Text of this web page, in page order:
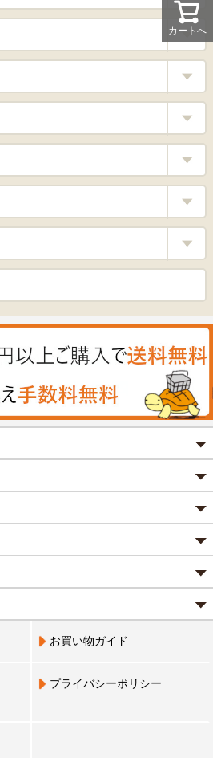
カートへ
ック
ド(1 回払いのみ)
化処理していますので、 安心して
ます。
お支払いください。手数料100円。
上で手数料無料です。※ご注文者
け先のご住所が 異なる場合はご利
します。
送致します。 メーカー取り寄せ商
弊社の休業日をはさむ場合は、4
もございます。
配をご利用のお客様は、担当営業
いただきます。
北海道・沖縄800円
送料無料
送料無料
をご希望の場合は、
お電話にてご連絡ください。
交換・返品の場合、送料はお客様負
の際にかかる振込手数料はお客様の
つきましては、商品代金のみの返
商品発送時の送料は返金となりま
返品は、原則としてお受けできま
：00
土日祝祭日を除く）
時間内にお願い致します。
のお問い合わせ(平日9:00～17:00)
0798-33-9985
お買い物ガイド
プライバシーポリシー